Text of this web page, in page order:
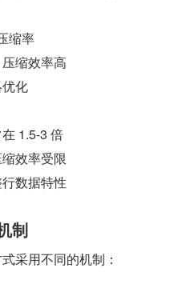
缩率
缩效率高
化
1.5-3 倍
效率受限
数据特性
制
采用不同的机制：